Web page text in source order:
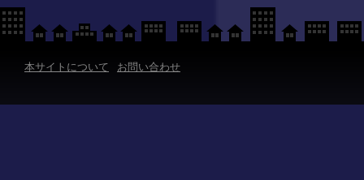
本サイトについて お問い合わせ